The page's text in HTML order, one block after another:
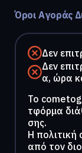
Όροι Αγοράς
Δεν
Δεν
α, ώρα
To
τφόρμα
σης.
Η
από τον